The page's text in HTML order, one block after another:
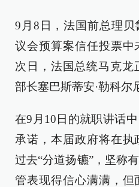
9月8日，法国前总理
议会预算案信任投票中
次日，法国总统马克龙
部长塞巴斯蒂安·勒科尔
在9月10日的就职讲话
承诺，本届政府将在
过去“分道扬镳”，坚称
管表现得信心满满，但